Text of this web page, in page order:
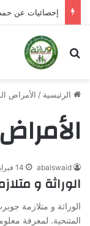
إحصائيات عن
بحث عن
الرئيسية / الأمراض
abalswaid 14 فبراير، 2018
الوراثة و
الوراثة و متلازمة
المتنحية. لمعرفة